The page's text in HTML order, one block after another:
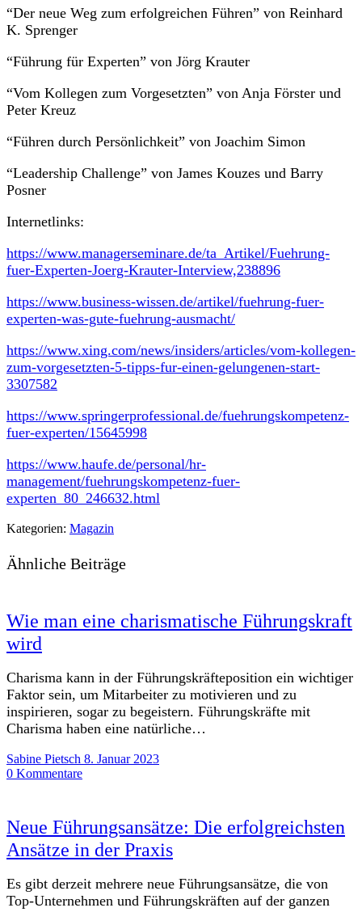
“Der neue Weg zum erfolgreichen Führen” von Reinhard
K. Sprenger
“Führung für Experten” von Jörg Krauter
“Vom Kollegen zum Vorgesetzten” von Anja Förster und
Peter Kreuz
“Führen durch Persönlichkeit” von Joachim Simon
“Leadership Challenge” von James Kouzes und Barry
Posner
Internetlinks:
https://www.managerseminare.de/ta_Artikel/Fuehrung-
fuer-Experten-Joerg-Krauter-Interview,238896
https://www.business-wissen.de/artikel/fuehrung-fuer-
experten-was-gute-fuehrung-ausmacht/
https://www.xing.com/news/insiders/articles/vom-kollegen-
zum-vorgesetzten-5-tipps-fur-einen-gelungenen-start-
3307582
https://www.springerprofessional.de/fuehrungskompetenz-
fuer-experten/15645998
https://www.haufe.de/personal/hr-
management/fuehrungskompetenz-fuer-
experten_80_246632.html
Kategorien: Magazin
Ähnliche Beiträge
Wie man eine charismatische Führungskraft
wird
Charisma kann in der Führungskräfteposition ein wichtiger
Faktor sein, um Mitarbeiter zu motivieren und zu
inspirieren, sogar zu begeistern. Führungskräfte mit
Charisma haben eine natürliche…
Sabine Pietsch 8. Januar 2023
0 Kommentare
Neue Führungsansätze: Die erfolgreichsten
Ansätze in der Praxis
Es gibt derzeit mehrere neue Führungsansätze, die von
Top-Unternehmen und Führungskräften auf der ganzen